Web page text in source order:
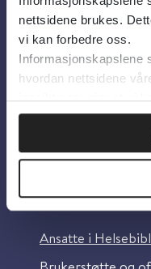
nettsidene brukes.
vi kan forbedre oss.
Informasjonskapslene
hvordan nettsidene
innsikt som gjør at vi
Om
Personvern og
Information in
Ansatte i